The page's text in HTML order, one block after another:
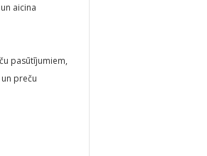
aicina
pasūtījumiem,
preču